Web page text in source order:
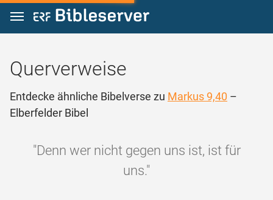
Zum Inhalt springen
Querverweise
Entdecke ähnliche Bibelverse zu Markus 9,40 –
Elberfelder Bibel
"Denn wer nicht gegen uns ist, ist für
uns."